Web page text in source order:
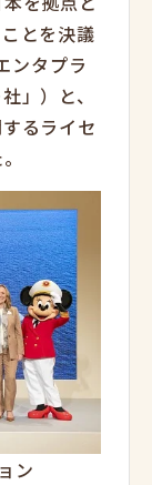
とを決議
ンタプラ
」）と、
るライセ
ン